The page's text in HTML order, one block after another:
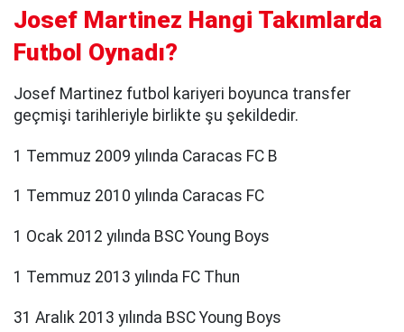
Josef Martinez Hangi Takımlarda
Futbol Oynadı?
Josef Martinez futbol kariyeri boyunca transfer
geçmişi tarihleriyle birlikte şu şekildedir.
1 Temmuz 2009 yılında Caracas FC B
1 Temmuz 2010 yılında Caracas FC
1 Ocak 2012 yılında BSC Young Boys
1 Temmuz 2013 yılında FC Thun
31 Aralık 2013 yılında BSC Young Boys